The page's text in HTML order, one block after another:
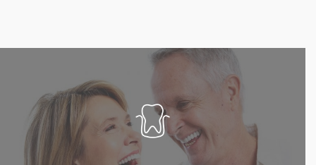
Implantología
El implante dental es un pequeño tornillo de titanio
(es un material biocompatible) que sustituye la raíz
natural...